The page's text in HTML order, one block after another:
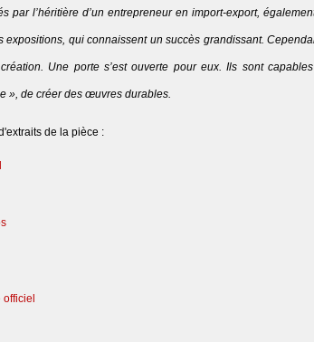
l’héritière d’un entrepreneur en import-export,
qui connaissent un succès grandissant.
Une porte s’est ouverte pour eux. Ils sont capables
», de créer des œuvres durables.
de la pièce :
officiel